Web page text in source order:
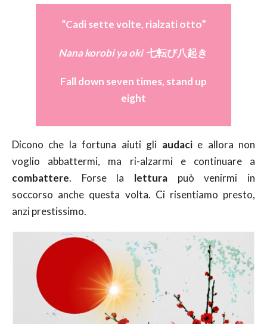
“Cadi sette volte, rialzati otto”
Nana korobi ya oki七転び八起き
Fall down seven times, stand up
eight
Dicono che la fortuna aiuti gli audacie allora non
voglio abbattermi, ma ri-alzarmi e continuare a
combattere. Forse la lettura può venirmi in
soccorso anche questa volta. Ci risentiamo presto,
anzi prestissimo.